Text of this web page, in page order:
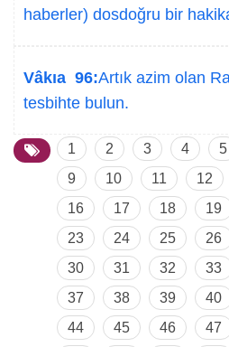
haberler) dosdoğru bir
Vâkıa 96:Artık azim olan
tesbihte bulun.
1 2 3 4 5
9
10 11 12
16
17 18 19
23
24 25 26
30
31 32 33
37
38 39 40
44
45 46 47